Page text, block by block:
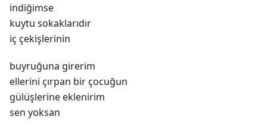
indiğimse
kuytu sokaklarıdır
iç çekişlerinin
buyruğuna girerim
ellerini çırpan bir çocuğun
gülüşlerine eklenirim
sen yoksan